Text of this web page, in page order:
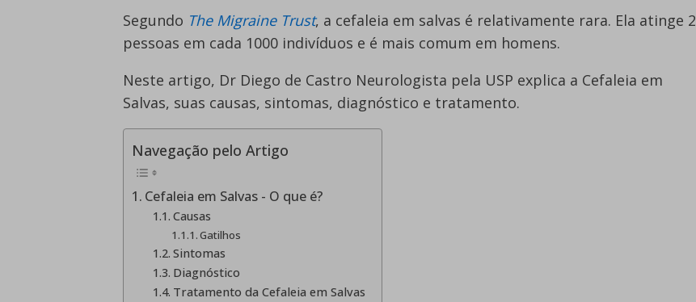
Segundo The Migraine Trust, a cefaleia em salvas é relativamente rara. Ela atinge 2
pessoas em cada 1000 indivíduos e é mais comum em homens.
Neste artigo, Dr Diego de Castro Neurologista pela USP explica a Cefaleia em
Salvas, suas causas, sintomas, diagnóstico e tratamento.
Navegação pelo Artigo
Cefaleia em Salvas - O que é?
Causas
Gatilhos
Sintomas
Diagnóstico
Tratamento da Cefaleia em Salvas